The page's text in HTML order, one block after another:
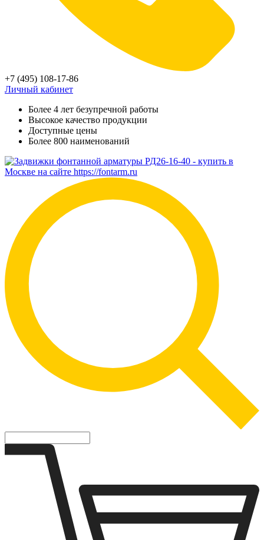
+7 (495) 108-17-86
Личный кабинет
Более 4 лет безупречной работы
Высокое качество продукции
Доступные цены
Более 800 наименований